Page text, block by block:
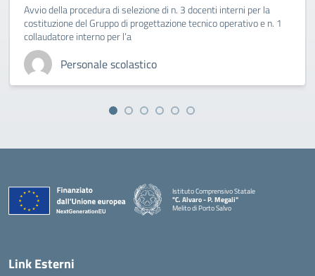
Avvio della procedura di selezione di n. 3 docenti interni per la
costituzione del Gruppo di progettazione tecnico operativo e n. 1
collaudatore interno per l’a
Personale scolastico
Istituto Comprensivo Statale
"C. Alvaro - P. Megali"
Melito di Porto Salvo
Link Esterni